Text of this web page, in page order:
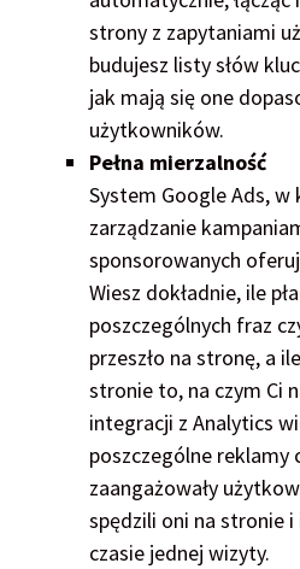
strony z zapytaniami
budujesz listy słów
jak mają się one
użytkowników.
Pełna mierzalność
System Google Ads,
zarządzanie
sponsorowanych
Wiesz dokładnie, ile
poszczególnych fraz
przeszło na stronę, a
stronie to, na czym Ci
integracji z Analytics
poszczególne reklamy
zaangażowały
spędzili oni na stronie
czasie jednej wizyty.